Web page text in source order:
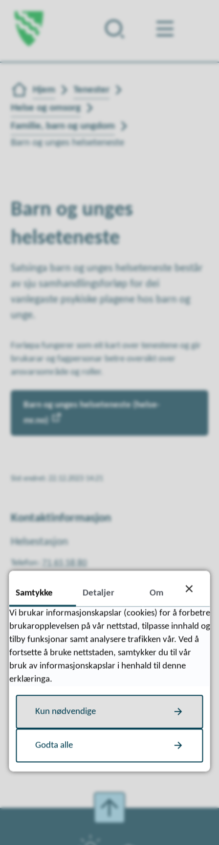
Forsiden
Du er her:
Hjem
Tenester
Helse og omsorg
Familie, barn og ungdom
Barn og unges helseteneste
Barn og unges
helseteneste
Satsinga barn og unges helseteneste består
av sju samhandlingsforløp for dei
vanlegaste psykiske plagene hos barn og
unge.
Forløpa fungerer som eit kart over tenestene og gir
brukarar og fagpersonar betre oversikt over
ansvarsområde og roller.
Barn og unges helseteneste (helse-
mr.no)
Sist endret 22.12.2023 14:21
Kontaktinformasjon
Helsestasjon
Telefon 71 65 58 80
Fann du det du leita etter?
Ja Nei
Samtykke Detaljer Om
Vi brukar informasjonskapslar (cookies) for å forbetre
brukaropplevelsen på vår nettstad, tilpasse innhald og
tilby funksjonar samt analysere trafikken vår. Ved å
fortsette å bruke nettstaden, samtykker du til vår
bruk av informasjonskapslar i henhald til denne
erklæringa.
Kun nødvendige
Godta alle